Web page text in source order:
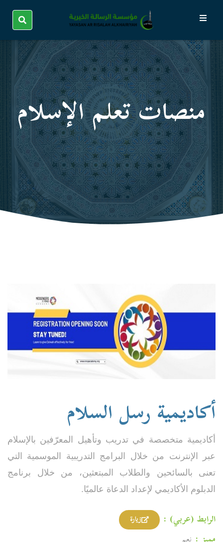
منصات تعلم الإسلام
أكاديمية رسل السلام
أكاديمية متخصصة في تدريب وتأهيل المعرّفين بالإسلام
عبر الإنترنت من خلال البرامج التدريبية الموسمية التي
تعنى بالسائحين والطلاب المبتعثين، من خلال برنامج
الدبلوم الأكاديمي لإعداد الدعاة عالميًا.
الرابط (عربي) : زيارة